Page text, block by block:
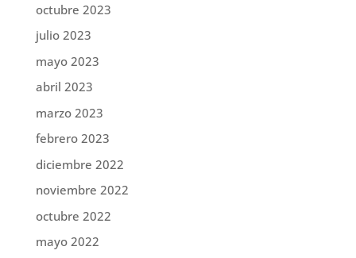
octubre 2023
julio 2023
mayo 2023
abril 2023
marzo 2023
febrero 2023
diciembre 2022
noviembre 2022
octubre 2022
mayo 2022